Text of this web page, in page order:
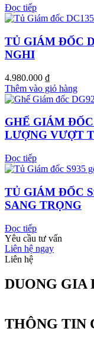
Đọc tiếp
TỦ GIÁM ĐỐC
NGHI
4.980.000 ₫
Thêm vào giỏ hàng
GHẾ GIÁM
LƯỢNG VƯỢT
Đọc tiếp
TỦ GIÁM ĐỐC
SANG TRỌNG
Đọc tiếp
Yêu cầu tư vấn
Liên hệ ngay
Liên hệ
DUONG GIA
THÔNG TIN